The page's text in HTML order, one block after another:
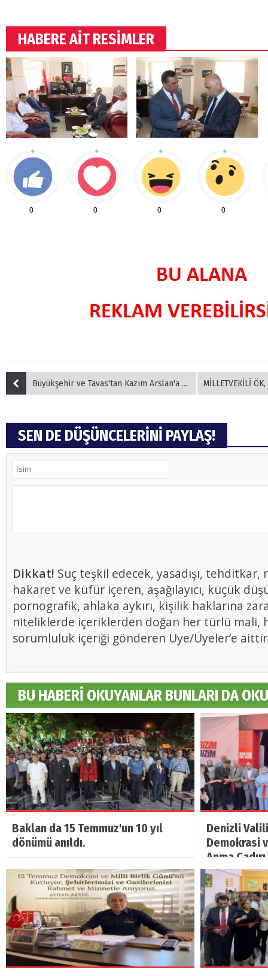
HABERE AİT RESİMLER
0 0 0 0
Büyükşehir ve Tavas'tan Kazım Arslan'a vefa MİLLETVEKİLİ ÖK, DTO
SEN DE DÜŞÜNCELERİNİ PAYLAŞ!
Dikkat! Suç teşkil edecek, yasadışı, tehditkar,
hakaret ve küfür içeren, aşağılayıcı, küçük
pornografik, ahlaka aykırı, kişilik haklarına
niteliklerde içeriklerden doğan her türlü mali,
sorumluluk içeriği gönderen Üye/Üyeler’e
BU HABERİ OKUYANLAR BUNLARI DA
Baklan da 15 Temmuz'un 10 yıl
dönümü anıldı.
Denizli
Demokrasi
Anma